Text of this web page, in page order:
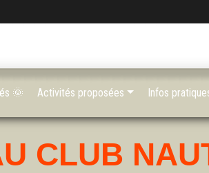
CLUB
🌞 Activités proposées Infos